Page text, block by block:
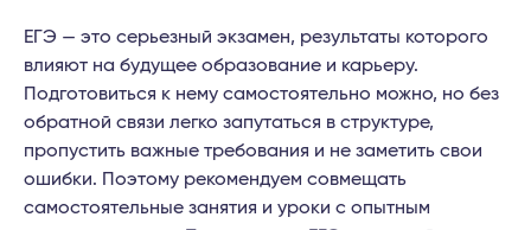
ЕГЭ — это серьезный экзамен, результаты которого
влияют на будущее образование и карьеру.
Подготовиться к нему самостоятельно можно, но без
обратной связи легко запутаться в структуре,
пропустить важные требования и не заметить свои
ошибки. Поэтому рекомендуем совмещать
самостоятельные занятия и уроки с опытным